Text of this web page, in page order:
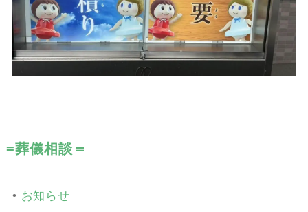
=葬儀相談＝
• お知らせ